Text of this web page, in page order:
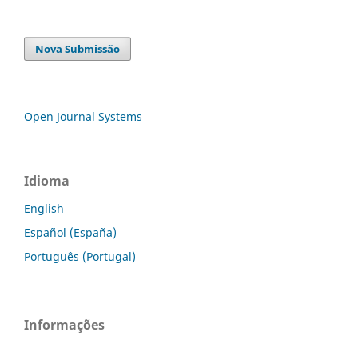
Nova Submissão
Open Journal Systems
Idioma
English
Español (España)
Português (Portugal)
Informações